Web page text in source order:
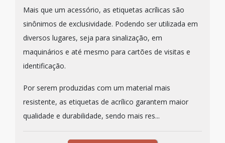
Mais que um acessório, as etiquetas acrílicas são
sinônimos de exclusividade. Podendo ser utilizada em
diversos lugares, seja para sinalização, em
maquinários e até mesmo para cartões de visitas e
identificação.
Por serem produzidas com um material mais
resistente, as etiquetas de acrílico garantem maior
qualidade e durabilidade, sendo mais res...